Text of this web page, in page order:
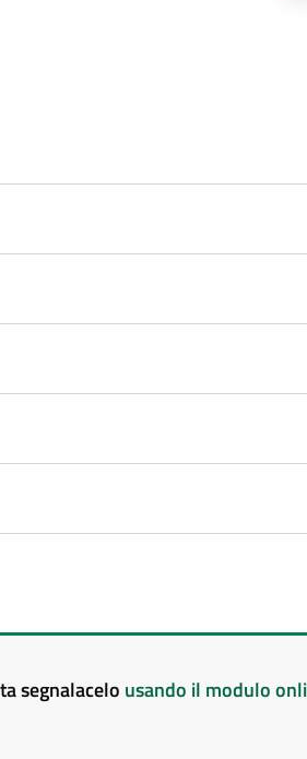
segnalacelo usando il modulo